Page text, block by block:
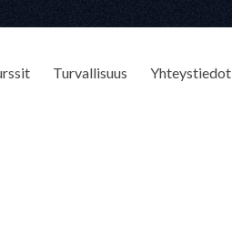
Turvallisuus Yhteystiedot